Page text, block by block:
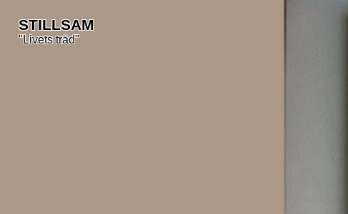
STILLSAM
"Livets träd"